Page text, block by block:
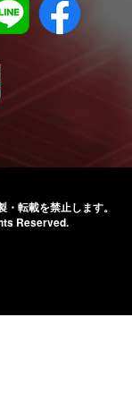
・転載を禁止します。
Reserved.